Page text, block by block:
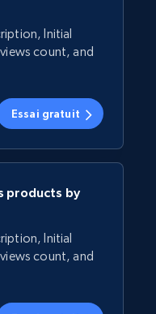
Initial
count, and
Essai gratuit
products by
Initial
count, and